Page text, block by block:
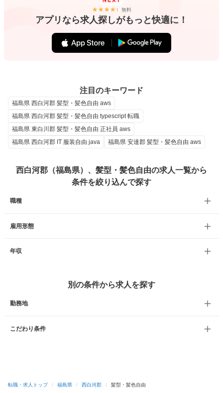
無料
アプリなら求人探しがもっと快適に！
注目のキーワード
福島県 西白河郡 髪型・髪色自由 aws
福島県 西白河郡 髪型・髪色自由 typescript 転職
福島県 東白川郡 髪型・髪色自由 正社員 aws
福島県 西白河郡 IT 服装自由 java
福島県 安達郡 髪型・髪色自由 aws
西白河郡（福島県）、髪型・髪色自由の求人一覧から
条件を絞り込んで探す
職種
雇用形態
年収
別の条件から求人を探す
勤務地
こだわり条件
転職・求人トップ / 福島県 / 西白河郡 / 髪型・髪色自由